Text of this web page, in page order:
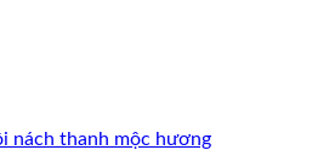
nách thanh mộc hương